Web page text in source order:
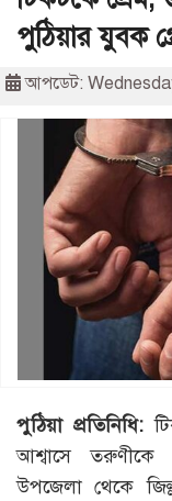
পুঠিয়ার যুবক
আপডেট:
পুঠিয়া প্রতিনিধি:
আশ্বাসে তরুণীকে
উপজেলা থেকে